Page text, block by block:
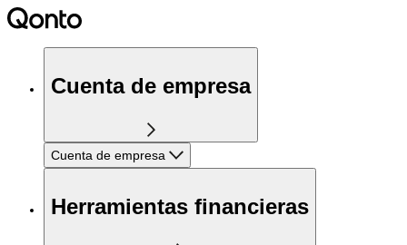
Cuenta de empresa
Cuenta de empresa
Herramientas financieras